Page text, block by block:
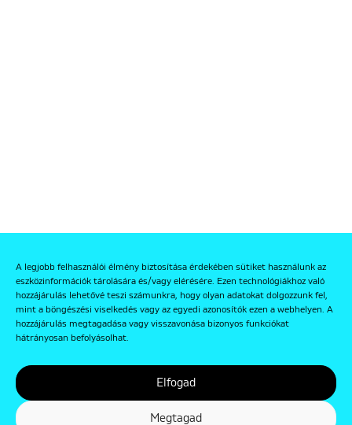
A legjobb felhasználói élmény biztosítása érdekében sütiket használunk az
eszközinformációk tárolására és/vagy elérésére. Ezen technológiákhoz való
hozzájárulás lehetővé teszi számunkra, hogy olyan adatokat dolgozzunk fel,
mint a böngészési viselkedés vagy az egyedi azonosítók ezen a webhelyen. A
hozzájárulás megtagadása vagy visszavonása bizonyos funkciókat
hátrányosan befolyásolhat.
Elfogad
Megtagad